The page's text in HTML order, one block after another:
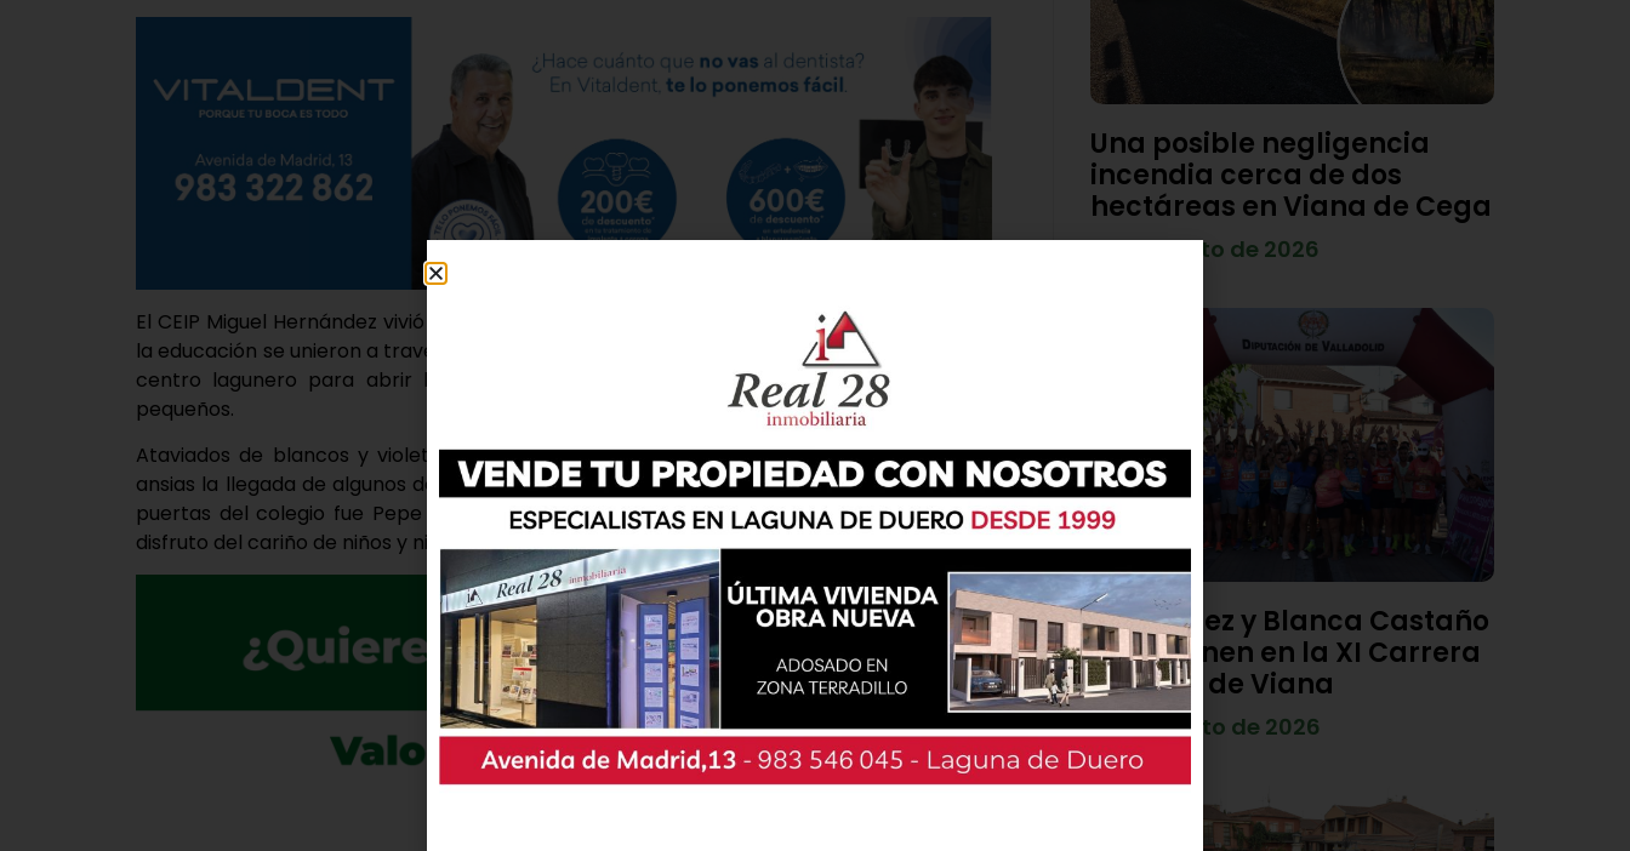
El CEIP Miguel Hernández vivió este jueves una jornada muy especial en la que el fútbol y
la educación se unieron a través del programa ‘El Pucela en tu Escuela’, que aterrizó en el
centro lagunero para abrir las puertas del deporte de alto rendimiento a los más
pequeños.
Ataviados de blancos y violetas, los estudiantes del Miguel Hernández esperaban con
ansias la llegada de algunos de sus ídolos, y para abrir boca el primero en traspasar las
puertas del colegio fue Pepe Zorrillo, quien hizo un recorrido por las aulas de infantil y
disfruto del cariño de niños y niñas que incluso se animaros a cantarle el himno del equipo.
Una posible negligencia
incendia cerca de dos
hectáreas en Viana de Cega
7 de agosto de 2026
Diego Díez y Blanca Castaño
se imponen en la XI Carrera
Popular de Viana
4 de agosto de 2026